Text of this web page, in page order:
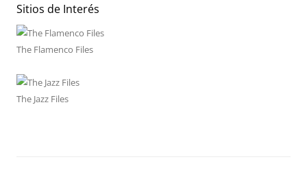
Sitios de Interés
The Flamenco Files
The Jazz Files